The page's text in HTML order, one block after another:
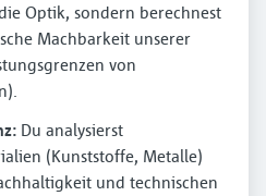
Optik, sondern berechnest
Machbarkeit unserer
von
Du analysierst
(Kunststoffe, Metalle)
und technischen